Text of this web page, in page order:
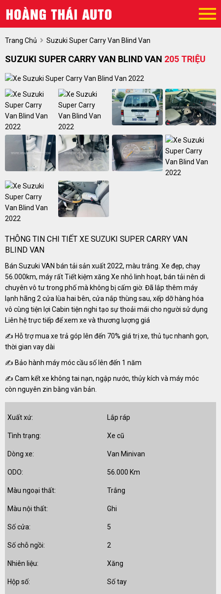
Trang Chủ Suzuki Super Carry Van Blind Van
SUZUKI SUPER CARRY VAN BLIND VAN 205 TRIỆU
THÔNG TIN CHI TIẾT XE SUZUKI SUPER CARRY VAN
BLIND VAN
Bán Suzuki VAN bán tải sản xuất 2022, màu trắng. Xe đẹp, chạy
56.000km, máy rất Tiết kiệm xăng Xe nhỏ linh hoạt, bán tải nên di
chuyên vô tư trong phố mà không bị cấm giờ. Đã lắp thêm máy
lạnh hãng 2 cửa lùa hai bên, cửa nắp thùng sau, xếp dỡ hàng hóa
vô cùng tiện lợi Cabin tiện nghi tạo sự thoải mái cho người sử dụng
Liên hệ trực tiếp để xem xe và thương lượng giá
✍ Hỗ trợ mua xe trả góp lên đến 70% giá trị xe, thủ tục nhanh gọn,
thời gian vay dài
✍ Bảo hành máy móc cầu số lên đến 1 năm
✍ Cam kết xe không tai nạn, ngập nước, thủy kích và máy móc
còn nguyên zin bằng văn bản.
Xuất xứ: Lắp ráp
Tình trạng: Xe cũ
Dòng xe: Van Minivan
ODO: 56.000 Km
Màu ngoại thất: Trắng
Màu nội thất: Ghi
Số cửa: 5
Số chỗ ngồi: 2
Nhiên liệu: Xăng
Hộp số: Số tay